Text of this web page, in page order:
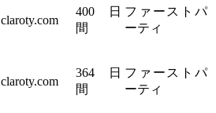
claroty.com
400 日
間
ファーストパ
ーティ
claroty.com
364 日
間
ファーストパ
ーティ